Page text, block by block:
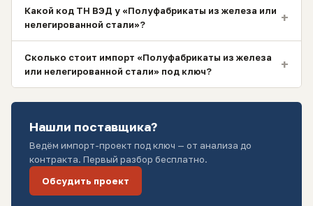
Какой код ТН ВЭД у «Полуфабрикаты из железа или
нелегированной стали»?
+
Сколько стоит импорт «Полуфабрикаты из железа
или нелегированной стали» под ключ?
+
Нашли поставщика?
Ведём импорт-проект под ключ — от анализа до
контракта. Первый разбор бесплатно.
Обсудить проект